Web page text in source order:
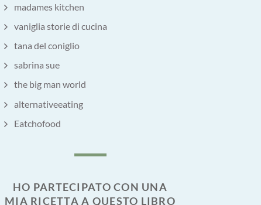
madames kitchen
vaniglia storie di cucina
tana del coniglio
sabrina sue
the big man world
alternativeeating
Eatchofood
HO PARTECIPATO CON UNA
MIA RICETTA A QUESTO LIBRO